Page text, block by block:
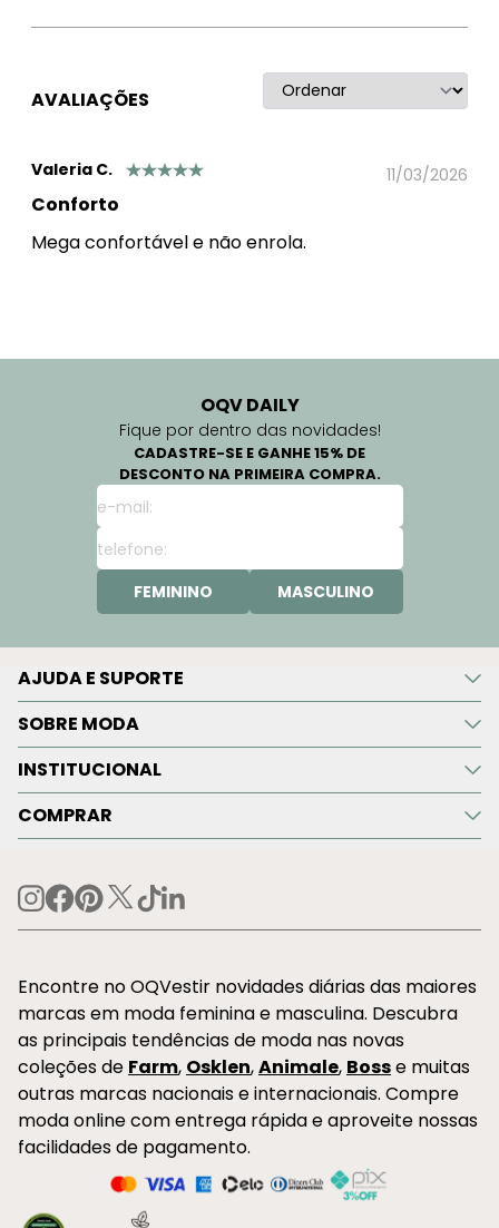
AVALIAÇÕES
Valeria C. 11/03/2026
Conforto
Mega confortável e não enrola.
OQV DAILY
Fique por dentro das novidades!
CADASTRE-SE E GANHE 15% DE
DESCONTO NA PRIMEIRA COMPRA.
FEMININO MASCULINO
AJUDA E SUPORTE
SOBRE MODA
INSTITUCIONAL
COMPRAR
Encontre no OQVestir novidades diárias das maiores
marcas em moda feminina e masculina. Descubra
as principais tendências de moda nas novas
coleções de Farm, Osklen,Animale, Bosse muitas
outras marcas nacionais e internacionais. Compre
moda online com entrega rápida e aproveite nossas
facilidades de pagamento.